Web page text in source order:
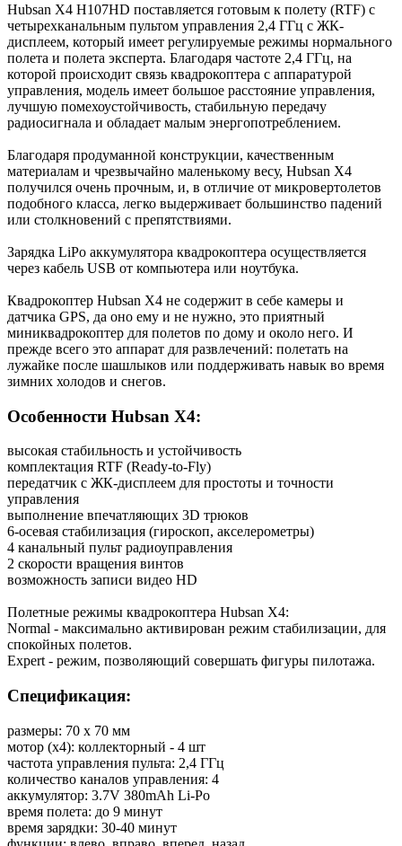
Hubsan X4 H107HD поставляется готовым к полету (RTF) c
четырехканальным пультом управления 2,4 ГГц с ЖК-
дисплеем, который имеет регулируемые режимы нормального
полета и полета эксперта. Благодаря частоте 2,4 ГГц, на
которой происходит связь квадрокоптера с аппаратурой
управления, модель имеет большое расстояние управления,
лучшую помехоустойчивость, стабильную передачу
радиосигнала и обладает малым энергопотреблением.
Благодаря продуманной конструкции, качественным
материалам и чрезвычайно маленькому весу, Hubsan X4
получился очень прочным, и, в отличие от микровертолетов
подобного класса, легко выдерживает большинство падений
или столкновений с препятствиями.
Зарядка LiPo аккумулятора квадрокоптера осуществляется
через кабель USB от компьютера или ноутбука.
Квадрокоптер Hubsan X4 не содержит в себе камеры и
датчика GPS, да оно ему и не нужно, это приятный
миниквадрокоптер для полетов по дому и около него. И
прежде всего это аппарат для развлечений: полетать на
лужайке после шашлыков или поддерживать навык во время
зимних холодов и снегов.
Особенности Hubsan X4:
высокая стабильность и устойчивость
комплектация RTF (Ready-to-Fly)
передатчик с ЖК-дисплеем для простоты и точности
управления
выполнение впечатляющих 3D трюков
6-осевая стабилизация (гироскоп, акселерометры)
4 канальный пульт радиоуправления
2 скорости вращения винтов
возможность записи видео HD
Полетные режимы квадрокоптера Hubsan X4:
Normal - максимально активирован режим стабилизации, для
спокойных полетов.
Expert - режим, позволяющий совершать фигуры пилотажа.
Спецификация:
размеры: 70 х 70 мм
мотор (x4): коллекторный - 4 шт
частота управления пульта: 2,4 ГГц
количество каналов управления: 4
аккумулятор: 3.7V 380mAh Li-Po
время полета: до 9 минут
время зарядки: 30-40 минут